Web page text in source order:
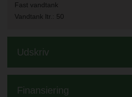
Fast vandtank
Vandtank ltr.: 50
Udskriv
Finansiering